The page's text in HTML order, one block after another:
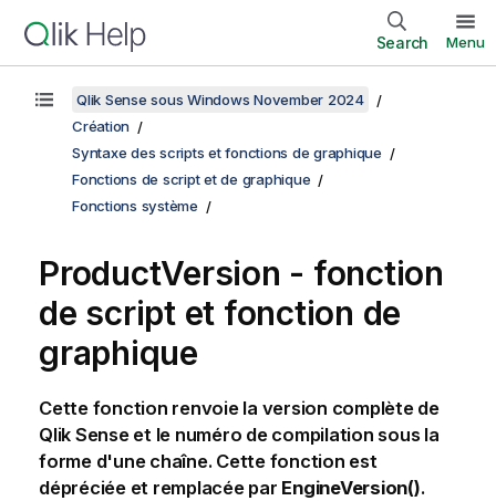
Search Menu
Qlik Sense sous Windows November 2024
Création
Syntaxe des scripts et fonctions de graphique
Fonctions de script et de graphique
Fonctions système
ProductVersion - fonction
de script et fonction de
graphique
Cette fonction renvoie la version complète de
Qlik Senseet le numéro de compilation sous la
forme d'une chaîne. Cette fonction est
dépréciée et remplacée par EngineVersion().